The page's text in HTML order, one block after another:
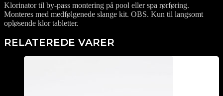
Klorinator til by-pass montering på pool eller spa rørføring.
Monteres med medfølgenede slange kit. OBS. Kun til langsomt
opløsende klor tabletter.
RELATEREDE VARER